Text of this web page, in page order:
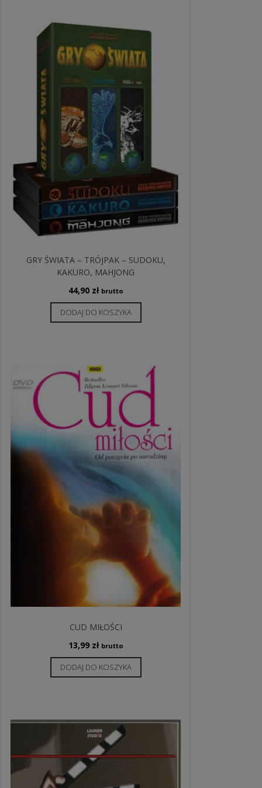
GRY ŚWIATA – TRÓJPAK – SUDOKU,
KAKURO, MAHJONG
44,90 zł brutto
DODAJ DO KOSZYKA
CUD MIŁOŚCI
13,99 zł brutto
DODAJ DO KOSZYKA